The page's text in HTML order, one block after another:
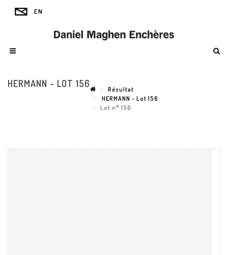
HERMANN - LOT 156
Résultat
HERMANN - Lot 156
Lot n° 156